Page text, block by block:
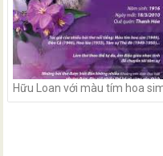
Hữu Loan với màu tím hoa